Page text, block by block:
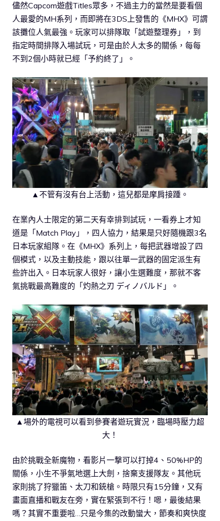
儘然Capcom遊戲Titles眾多，不過主力的當然是要看個
人最愛的MH系列，而即將在3DS上發售的《MHX》可謂
該攤位人氣最強。玩家可以排隊取「試遊整理券」，到
指定時間排隊入場試玩，可是由於人太多的關係，每每
不到2個小時就已經「予約終了」。
▲不管有沒有台上活動，這兒都是摩肩接踵。
在業內人士限定的第二天有幸排到試玩，一看券上才知
道是「Match Play」，四人協力，結果是只好隨機跟3名
日本玩家組隊。在《MHX》系列上，每把武器增設了四
個模式，以及主動技能，跟以往單一武器的固定派生有
些許出入。日本玩家人很好，讓小生選難度，那就不客
氣挑戰最高難度的「灼熱之刃 ディノバルド」。
▲場外的電視可以看到參賽者遊玩實況，臨場時壓力超
大！
由於挑戰全新魔物，看影片一撃可以打掉4、50%HP的
關係，小生不爭氣地選上大劍，捨棄支援隊友。其他玩
家則挑了狩獵笛、太刀和銃槍。時限只有15分鐘，又有
畫面直播和戰友在旁，實在緊張到不行！嗯，最後結果
嗎？其實不重要啦…只是今集的改動蠻大，節奏和爽快度